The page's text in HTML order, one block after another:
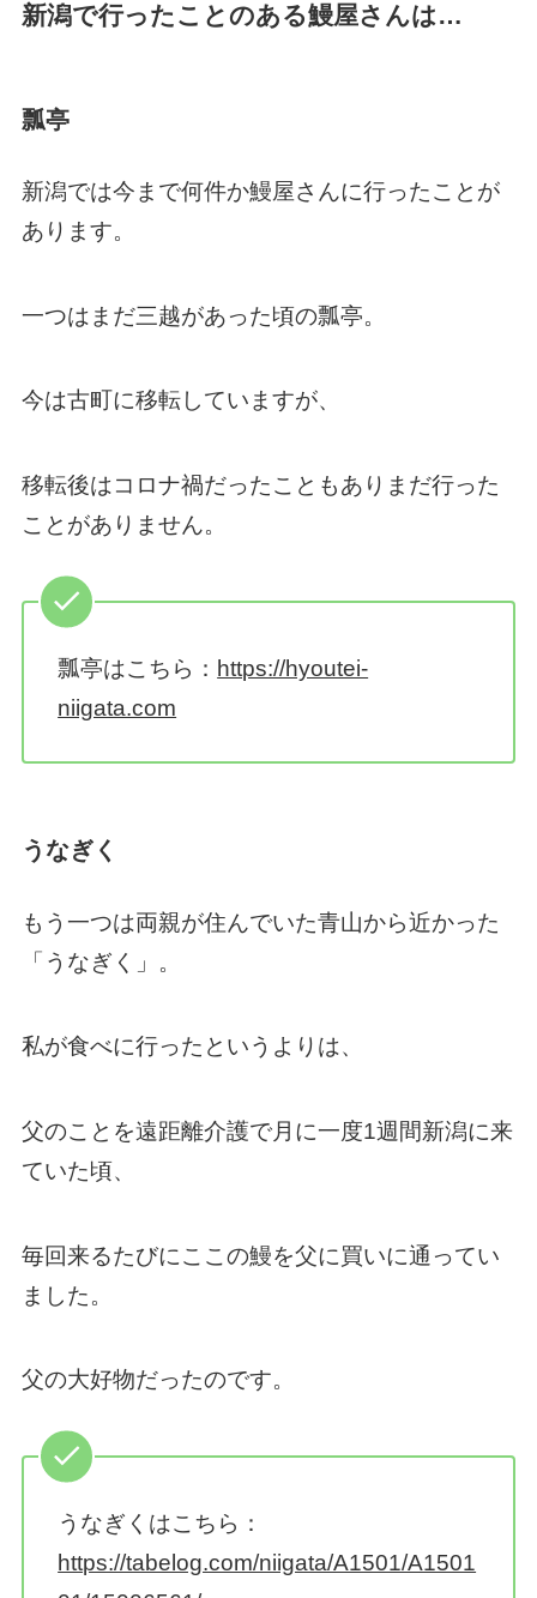
新潟で行ったことのある鰻屋さんは…
瓢亭
新潟では今まで何件か鰻屋さんに行ったことが
あります。
一つはまだ三越があった頃の瓢亭。
今は古町に移転していますが、
移転後はコロナ禍だったこともありまだ行った
ことがありません。
瓢亭はこちら： https://hyoutei-
niigata.com
うなぎく
もう一つは両親が住んでいた青山から近かった
「うなぎく」。
私が食べに行ったというよりは、
父のことを遠距離介護で月に一度1週間新潟に来
ていた頃、
毎回来るたびにここの鰻を父に買いに通ってい
ました。
父の大好物だったのです。
うなぎくはこちら：
https://tabelog.com/niigata/A1501/A1501